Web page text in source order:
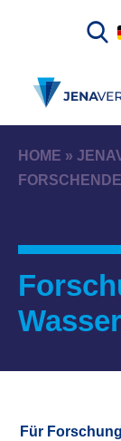
HOME »
FORSCHENDE
Wasser
Für